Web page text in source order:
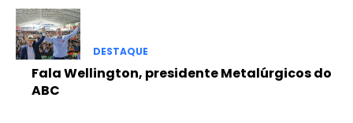
DESTAQUE
Fala Wellington, presidente Metalúrgicos do
ABC